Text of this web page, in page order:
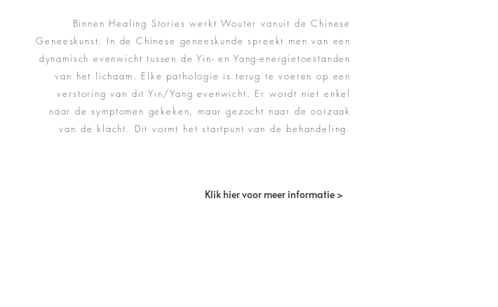
Binnen Healing Stories werkt Wouter vanuit de Chinese
Geneeskunst. In de Chinese geneeskunde spreekt men van een
dynamisch evenwicht tussen de Yin- en Yang-energietoestanden
van het lichaam. Elke pathologie is terug te voeren op een
verstoring van dit Yin/Yang evenwicht. Er wordt niet enkel
naar de symptomen gekeken, maar gezocht naar de oorzaak
van de klacht. Dit vormt het startpunt van de behandeling.
Klik hier voor meer informatie >